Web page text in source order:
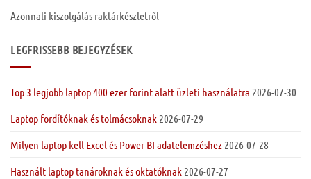
Azonnali kiszolgálás raktárkészletről
LEGFRISSEBB BEJEGYZÉSEK
Top 3 legjobb laptop 400 ezer forint alatt üzleti használatra 2026-07-30
Laptop fordítóknak és tolmácsoknak 2026-07-29
Milyen laptop kell Excel és Power BI adatelemzéshez 2026-07-28
Használt laptop tanároknak és oktatóknak 2026-07-27